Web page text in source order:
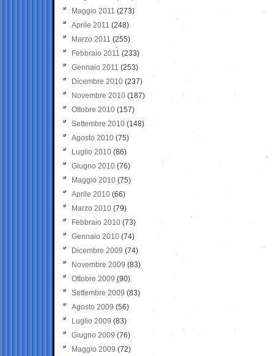
Maggio 2011 (273)
Aprile 2011 (248)
Marzo 2011 (255)
Febbraio 2011 (233)
Gennaio 2011 (253)
Dicembre 2010 (237)
Novembre 2010 (187)
Ottobre 2010 (157)
Settembre 2010 (148)
Agosto 2010 (75)
Luglio 2010 (86)
Giugno 2010 (76)
Maggio 2010 (75)
Aprile 2010 (66)
Marzo 2010 (79)
Febbraio 2010 (73)
Gennaio 2010 (74)
Dicembre 2009 (74)
Novembre 2009 (83)
Ottobre 2009 (90)
Settembre 2009 (83)
Agosto 2009 (56)
Luglio 2009 (83)
Giugno 2009 (76)
Maggio 2009 (72)